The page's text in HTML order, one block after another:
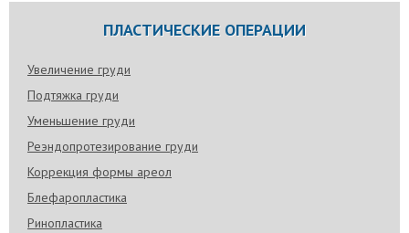
ПЛАСТИЧЕСКИЕ ОПЕРАЦИИ
Увеличение груди
Подтяжка груди
Уменьшение груди
Реэндопротезирование груди
Коррекция формы ареол
Блефаропластика
Ринопластика